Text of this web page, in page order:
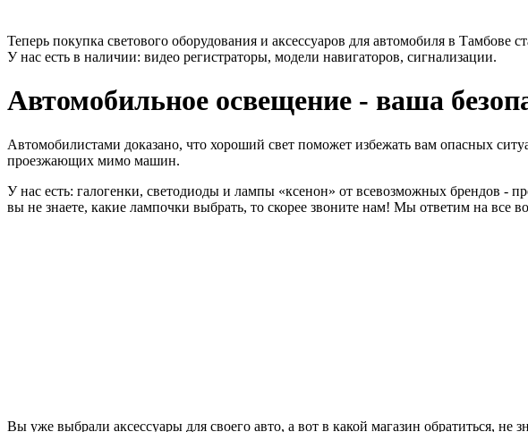
Теперь покупка светового оборудования и аксессуаров для автомобиля в
У нас есть в наличии: видео регистраторы, модели навигаторов, сигнализации.
Автомобильное освещение - ваша
Автомобилистами доказано, что хороший свет поможет избежать вам опасных
проезжающих мимо машин.
У нас есть: галогенки, светодиоды и лампы «ксенон» от всевозможных брендов -
вы не знаете, какие лампочки выбрать, то скорее звоните нам! Мы ответим на все
Вы уже выбрали аксессуары для своего авто, а вот в какой магазин обратиться,